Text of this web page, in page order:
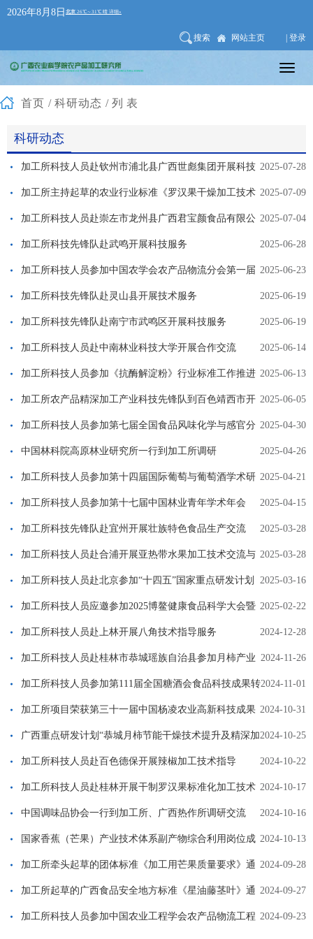
2026年8月8日
搜索 网站主页 | 登录
首页 / 科研动态 /列表
科研动态
2025-07-28
加工所科技人员赴钦州市浦北县广西世彪集团开展科技
服务 2025-07-09
加工所主持起草的农业行业标准《罗汉果干燥加工技术
规程》通过专家组预审 2025-07-04
加工所科技人员赴崇左市龙州县广西君宝颜食品有限公
司开展科技服务 2025-06-28
加工所科技先锋队赴武鸣开展科技服务
2025-06-23
加工所科技人员参加中国农学会农产品物流分会第一届
学术年会 2025-06-19
加工所科技先锋队赴灵山县开展技术服务
2025-06-19
加工所科技先锋队赴南宁市武鸣区开展科技服务
2025-06-14
加工所科技人员赴中南林业科技大学开展合作交流
2025-06-13
加工所科技人员参加《抗酶解淀粉》行业标准工作推进
会 2025-06-05
加工所农产品精深加工产业科技先锋队到百色靖西市开
展科技服务 2025-04-30
加工所科技人员参加第七届全国食品风味化学与感官分
析大会暨第三届全国生鲜营养预制食品研讨会 2025-04-26
中国林科院高原林业研究所一行到加工所调研
2025-04-21
加工所科技人员参加第十四届国际葡萄与葡萄酒学术研
讨会 2025-04-15
加工所科技人员参加第十七届中国林业青年学术年会
2025-03-28
加工所科技先锋队赴宜州开展壮族特色食品生产交流
2025-03-28
加工所科技人员赴合浦开展亚热带水果加工技术交流与
指导 2025-03-16
加工所科技人员赴北京参加“十四五”国家重点研发计划
“果品加工提档升级关键技术与产业化”项目启动会 2025-02-22
加工所科技人员应邀参加2025博鳌健康食品科学大会暨
博览会 2024-12-28
加工所科技人员赴上林开展八角技术指导服务
2024-11-26
加工所科技人员赴桂林市恭城瑶族自治县参加月柿产业
发展主题交流活动 2024-11-01
加工所科技人员参加第111届全国糖酒会食品科技成果转
化交流会 2024-10-31
加工所项目荣获第三十一届中国杨凌农业高新科技成果
博览会“后稷特别奖” 2024-10-25
广西重点研发计划“恭城月柿节能干燥技术提升及精深加
工技术研究”项目通过专家现场查定 2024-10-22
加工所科技人员赴百色德保开展辣椒加工技术指导
2024-10-17
加工所科技人员赴桂林开展干制罗汉果标准化加工技术
交流 2024-10-16
中国调味品协会一行到加工所、广西热作所调研交流
2024-10-13
国家香蕉（芒果）产业技术体系副产物综合利用岗位成
员赴云南、四川开展芒果产业调研 2024-09-28
加工所牵头起草的团体标准《加工用芒果质量要求》通
过专家审定 2024-09-27
加工所起草的广西食品安全地方标准《星油藤茎叶》通
过专家审定 2024-09-23
加工所科技人员参加中国农业工程学会农产品物流工程